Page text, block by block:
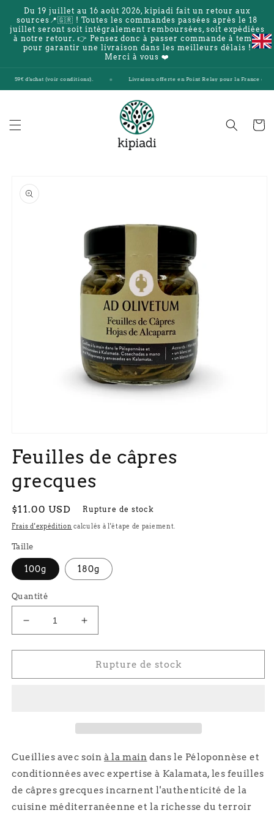
passer
au
contenu
Du 19 juillet au 16 août 2026, kipiadi fait un retour aux
sources📍🇬🇷 ! Toutes les commandes passées après le 18
juillet seront soit intégralement remboursées, soit expédiées
à notre retour. 👉 Pensez donc à passer commande à temps
pour garantir une livraison dans les meilleurs délais !
Merci à vous ❤️
59€ d'achat (voir conditions). Livraison offerte en Point Relay pour la France et la
Panier
informations
produits
média
1
une
fenêtre
Feuilles de câpres
grecques
Prix
habituel
$11.00 USD Rupture de stock
Frais d'expédition calculés à l'étape de paiement.
Taille
100g 180g
Quantité
Réduire
la
quantité
Feuilles
Augmenter
la
quantité
Feuilles
Rupture de stock
Cueillies avec soin à la main dans le Péloponnèse et
conditionnées avec expertise à Kalamata, les feuilles
de câpres grecques incarnent l'authenticité de la
cuisine méditerranéenne et la richesse du terroir